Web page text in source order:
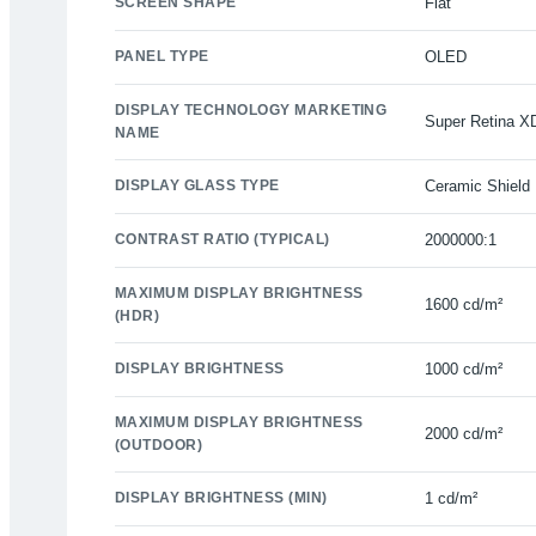
PANEL TYPE OLED
DISPLAY TECHNOLOGY MARKETING
NAME
Super Retina
DISPLAY GLASS TYPE Ceramic Shield
CONTRAST RATIO (TYPICAL) 2000000:1
MAXIMUM DISPLAY BRIGHTNESS
(HDR)
1600 cd/m²
DISPLAY BRIGHTNESS 1000 cd/m²
MAXIMUM DISPLAY BRIGHTNESS
(OUTDOOR)
2000 cd/m²
DISPLAY BRIGHTNESS (MIN) 1 cd/m²